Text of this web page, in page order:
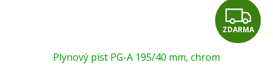
Z
D
ZDARMA
Plynový píst PG-A 195/40 mm, chrom